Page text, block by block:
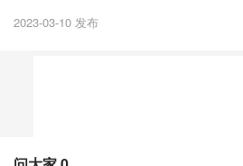
2023-03-10 发布